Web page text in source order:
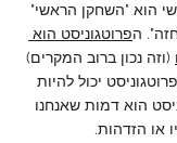
הוא "השחקן הראשי"
הפרוטגוניסט הוא
(וזה נכון ברוב המקרים)
יכול להיות
הוא דמות שאנחנו
או הזדהות.